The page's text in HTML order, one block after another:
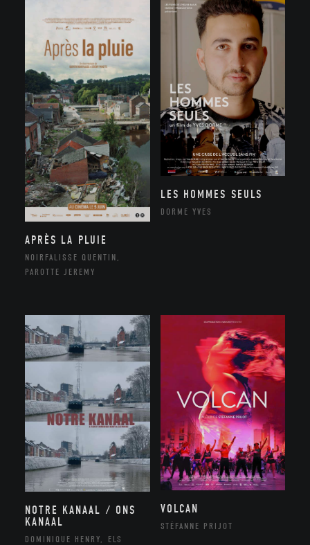
APRÈS LA PLUIE
NOIRFALISSE QUENTIN,
PAROTTE JEREMY
LES HOMMES SEULS
DORME YVES
NOTRE KANAAL / ONS
KANAAL
DOMINIQUE HENRY, ELS
VOLCAN
STÉFANNE PRIJOT